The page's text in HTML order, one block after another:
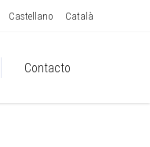
Castellano Català
Contacto